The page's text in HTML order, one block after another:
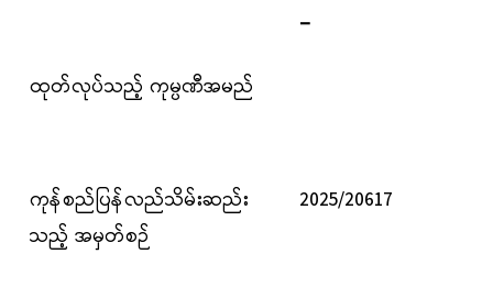
_
ထုတ်လုပ်သည့် ကုမ္ပဏီအမည်
ကုန်စည်ပြန်လည်သိမ်းဆည်း
သည့် အမှတ်စဉ်
2025/20617